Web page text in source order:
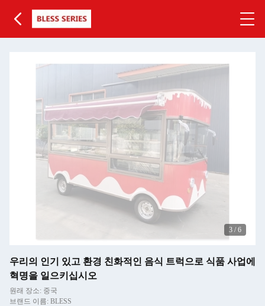
3 / 6
우리의 인기 있고 환경 친화적인 음식 트럭으로 식품 사업에
혁명을 일으키십시오
원래 장소: 중국
브랜드 이름: BLESS